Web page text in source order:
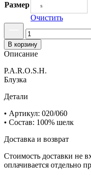
Размер s
Очистить
В корзину
Описание
P.A.R.O.S.H.
Блузка
Детали
• Артикул: 020/060
• Состав: 100% шелк
Доставка и возврат
Стоимость доставки не
оплачивается отдельно